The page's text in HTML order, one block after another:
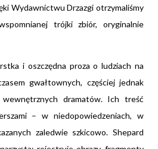
Wydawnictwu Drzazgi otrzymaliśmy
trójki zbiór, oryginalnie
i oszczędna proza o ludziach na
gwałtownych, częściej jednak
dramatów. Ich treść
– w niedopowiedzeniach, w
zaledwie szkicowo. Shepard